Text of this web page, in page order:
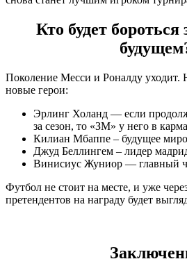
Кто будет бороться
Поколение Месси и Роналду уходит.
новые герои:
Эрлинг Холанд — если
за сезон, то «ЗМ» у него в
Килиан Мбаппе – будущее
Джуд Беллингем – лидер
Винисиус Жуниор — главный
Футбол не стоит на месте, и уже
претендентов на награду будет